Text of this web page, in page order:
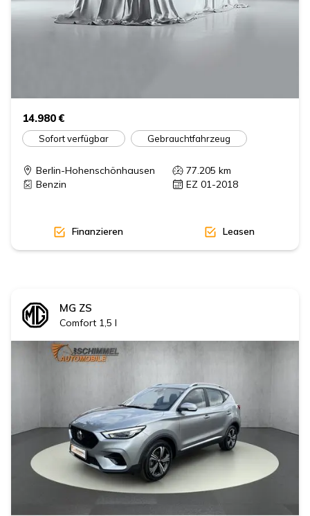
14.980 €
Sofort verfügbar Gebrauchtfahrzeug
Berlin-Hohenschönhausen 77.205 km
Benzin
EZ 01-2018
Finanzieren Leasen
MG ZS
Comfort 1,5 l